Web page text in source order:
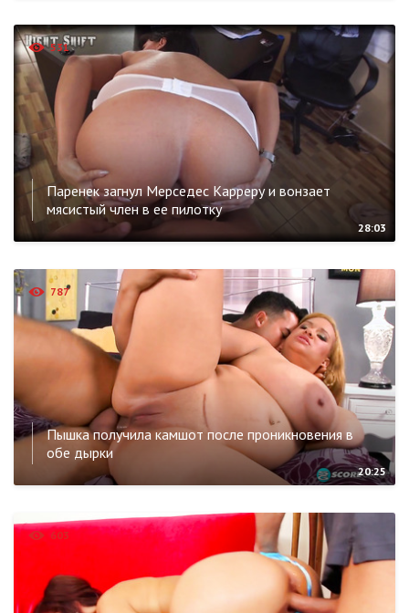
531
Паренек загнул Мерседес Карреру и вонзает
мясистый член в ее пилотку
28:03
787
Пышка получила камшот после проникновения в
обе дырки
20:25
603